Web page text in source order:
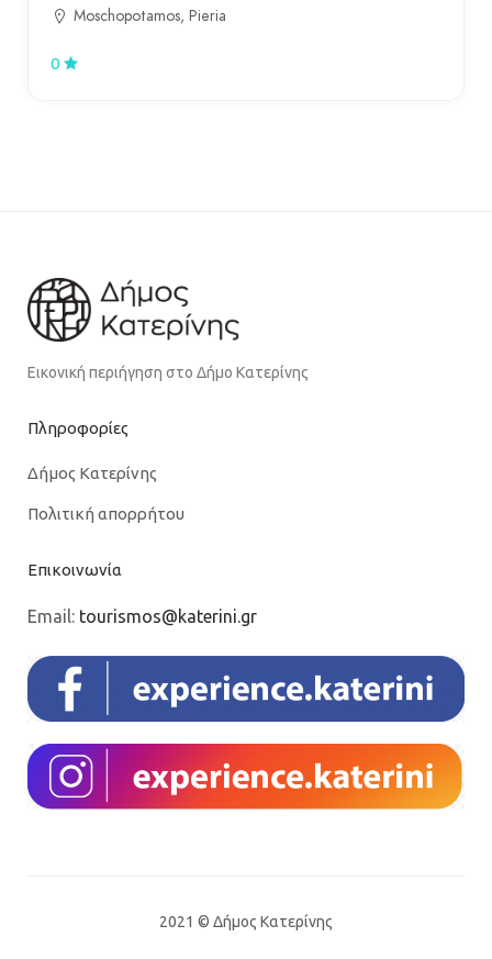
Moschopotamos, Pieria
0
Εικονική περιήγηση στο Δήμο Κατερίνης
Πληροφορίες
Δήμος Κατερίνης
Πολιτική απορρήτου
Επικοινωνία
Email: tourismos@katerini.gr
2021 © Δήμος Κατερίνης